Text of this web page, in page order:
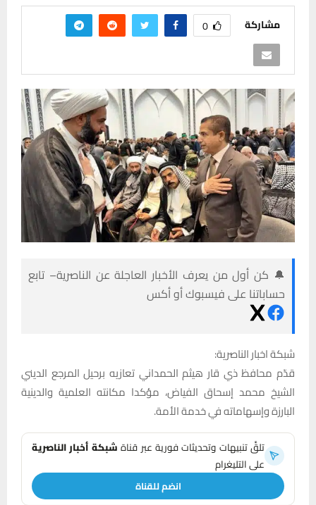
مشاركة 0
🔔 كن أول من يعرف الأخبار العاجلة عن الناصرية– تابع
حساباتنا على فيسبوك أو أكس
شبكة اخبار الناصرية:
قدّم محافظ ذي قار هيثم الحمداني تعازيه برحيل المرجع الديني
الشيخ محمد إسحاق الفياض، مؤكدا مكانته العلمية والدينية
البارزة وإسهاماته في خدمة الأمة.
تلقَّ تنبيهات وتحديثات فورية عبر قناةشبكة أخبار الناصرية
على التليغرام
انضم للقناة